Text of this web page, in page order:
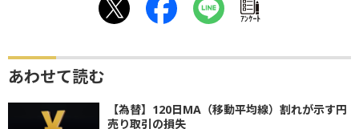
ｱﾝｹｰﾄ
あわせて読む
【為替】120日MA（移動平均線）割れが示す円
売り取引の損失